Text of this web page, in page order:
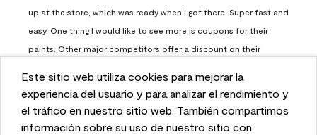
This website uses cookies to enhance user experience
and to analyze performance and traffic on our website.
We also share information about your use of our site
Este sitio web utiliza cookies para mejorar la
experiencia del usuario y para analizar el rendimiento y
el tráfico en nuestro sitio web. También compartimos
información sobre su uso de nuestro sitio con
up at the store, which was ready when I got there. Super fast and
easy. One thing I would like to see more is coupons for their
paints. Other major competitors offer a discount on their
Helpful? (0 (0) Report